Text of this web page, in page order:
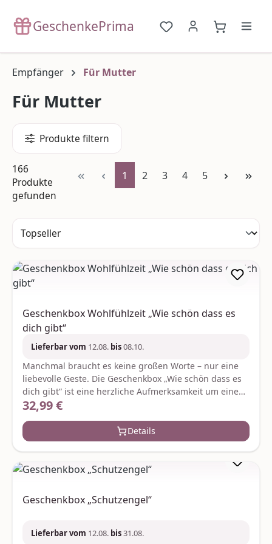
GeschenkePrima
Du hast 0 Produkte
Empfänger Für Mutter
Für Mutter
Produkte filtern
166
Produkte
gefunden
Seite
1 Seite
2 Seite
3 Seite
4 Seite
5
Geschenkbox Wohlfühlzeit „Wie schön dass es
dich gibt“
Lieferbar vom 12.08. bis08.10.
Manchmal braucht es keine großen Worte – nur eine
liebevolle Geste. Die Geschenkbox „Wie schön dass es
dich gibt“ ist eine herzliche Aufmerksamkeit um einem
besonderen Menschen einfach mal Danke zu sagen.
Handtuch und pflegendem Duschgel (200 ml) lädt zu
entspannten Wohlfühlmomenten ein während ein
prickelnder 02 l Secco für kleine Genussaugenblicke
sorgt. Abgerundet wird das Geschenk durch eine
dass es dich gibt“ die jeden Tag aufs Neue ein Lächeln
schenkt. Je nach Verfügbarkeit werden ggf. gleich-
Hersteller:FloraPrima GmbHDidderser Str. 2838176
Regulärer Preis:
32,99 €
Details
Geschenkbox „Schutzengel“
Lieferbar vom 12.08. bis31.08.